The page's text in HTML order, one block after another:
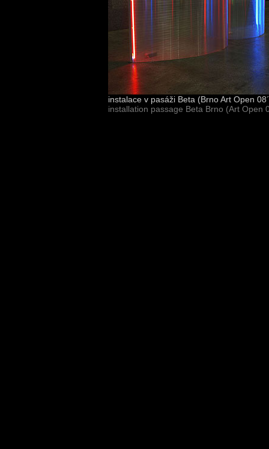
instalace v pasáži Beta (Brno Art Open
installation passage Beta Brno (Art Open